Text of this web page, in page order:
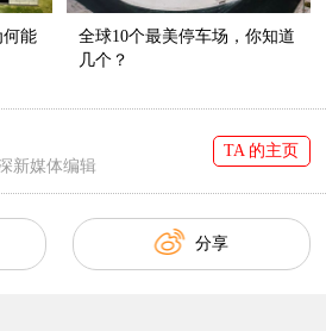
何能
全球10个最美停车场，你知道
几个？
新媒体编辑
TA 的主页
分享